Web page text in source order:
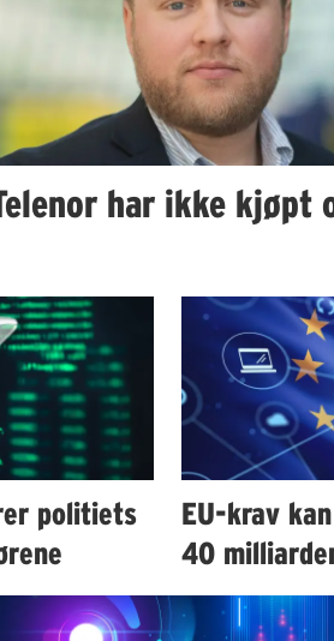
har ikke kjøpt
politiets
EU-krav
40